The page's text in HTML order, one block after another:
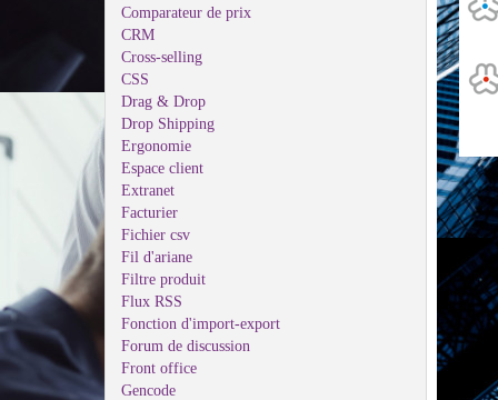
Comparateur de prix
CRM
Cross-selling
CSS
Drag & Drop
Drop Shipping
Ergonomie
Espace client
Extranet
Facturier
Fichier csv
Fil d'ariane
Filtre produit
Flux RSS
Fonction d'import-export
Forum de discussion
Front office
Gencode